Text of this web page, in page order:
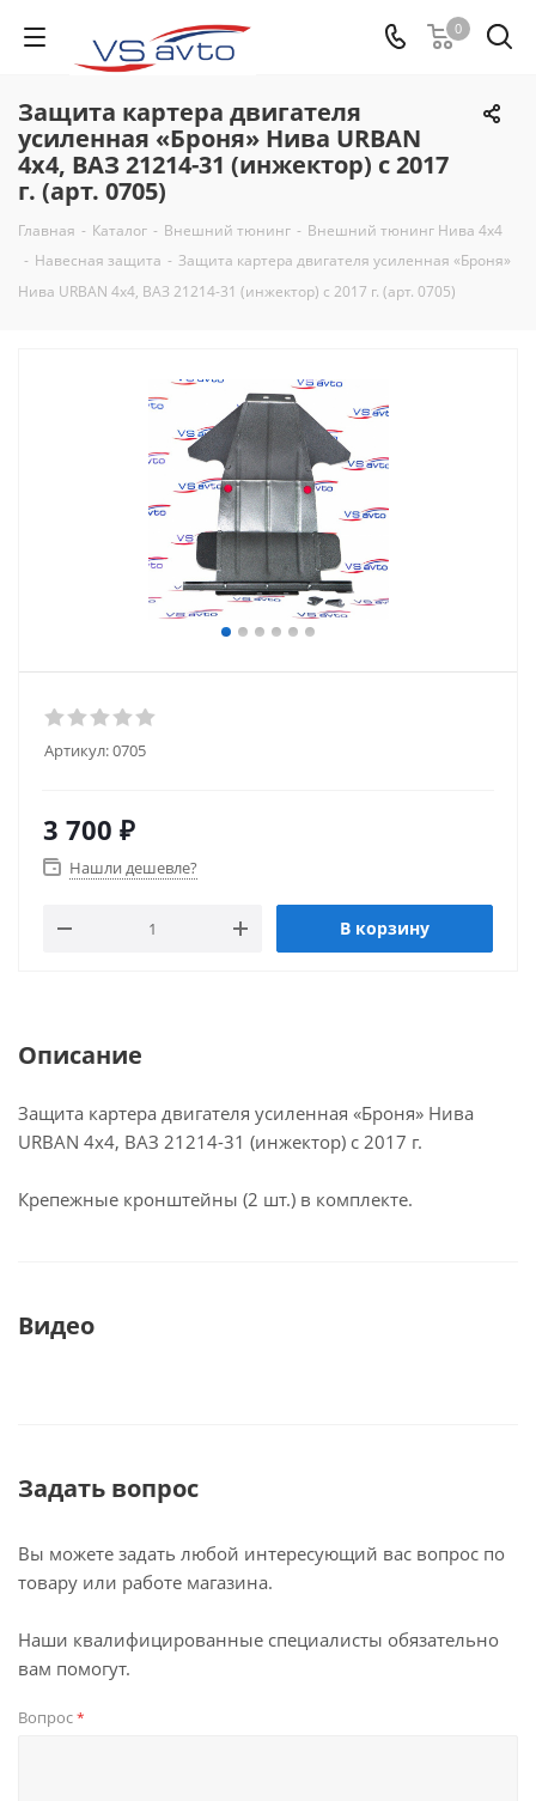
0
Защита картера двигателя
усиленная «Броня» Нива URBAN
4x4, ВАЗ 21214-31 (инжектор) с 2017
г. (арт. 0705)
Главная - Каталог - Внешний тюнинг - Внешний тюнинг Нива 4х4
- Навесная защита - Защита картера двигателя усиленная «Броня»
Нива URBAN 4x4, ВАЗ 21214-31 (инжектор) с 2017 г. (арт. 0705)
Артикул:0705
3 700 ₽
Нашли дешевле?
В корзину
Описание
Защита картера двигателя усиленная «Броня» Нива
URBAN 4x4, ВАЗ 21214-31 (инжектор) с 2017 г.
Крепежные кронштейны (2 шт.) в комплекте.
Видео
Задать вопрос
Вы можете задать любой интересующий вас вопрос по
товару или работе магазина.
Наши квалифицированные специалисты обязательно
вам помогут.
Вопрос*